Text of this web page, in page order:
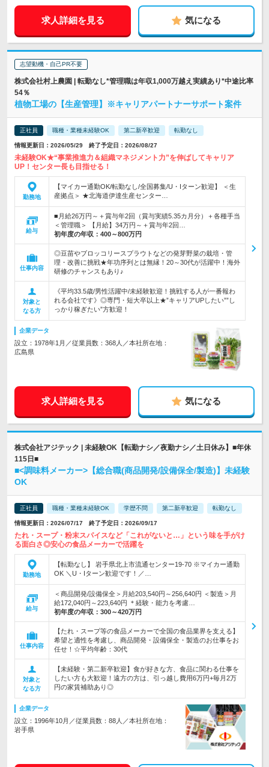
求人詳細を見る 気になる
志望動機・自己PR不要
株式会社村上農園 | 転勤なし*管理職は年収1,000万越え実績あり*中途比率
54％
植物工場の【生産管理】※キャリアパートナーサポート案件
正社員 職種・業種未経験OK 第二新卒歓迎 転勤なし
情報更新日：2026/05/29 終了予定日：2026/08/27
未経験OK★“事業推進力＆組織マネジメント力”を伸ばしてキャリア
UP！センター長も目指せる！
勤務地
【マイカー通勤OK/転勤なし/全国募集/U・Iターン歓迎】 ＜生
産拠点＞ ★北海道伊達生産センター…
給与
■月給26万円～＋賞与年2回（賞与実績5.35カ月分）＋各種手当
＜管理職＞ 【月給】34万円～＋賞与年2回…
初年度の年収： 400～800万円
仕事内容
◎豆苗やブロッコリースプラウトなどの発芽野菜の栽培・管
理・改善に挑戦★年功序列とは無縁！20～30代が活躍中！海外
研修のチャンスもあり♪
対象と
なる方
《平均33.5歳/男性活躍中/未経験歓迎！挑戦する人が一番報わ
れる会社です》◎専門・短大卒以上★”キャリアUPしたい””し
っかり稼ぎたい”方歓迎！
企業データ
設立：1978年1月／従業員数：368人／本社所在地：
広島県
求人詳細を見る 気になる
株式会社アジテック | 未経験OK【転勤ナシ／夜勤ナシ／土日休み】■年休
115日■
■<調味料メーカー>【総合職(商品開発/設備保全/製造)】未経験
OK
正社員 職種・業種未経験OK 学歴不問 第二新卒歓迎 転勤なし
情報更新日：2026/07/17 終了予定日：2026/09/17
たれ・スープ・粉末スパイスなど「これがないと…」という味を手がけ
る面白さ◎安心の食品メーカーで活躍を
勤務地
【転勤なし】 岩手県北上市流通センター19-70 ※マイカー通勤
OK ＼U・Iターン歓迎です！／…
給与
＜商品開発/設備保全＞月給203,540円～256,640円 ＜製造＞月
給172,040円～223,640円 ＊経験・能力を考慮…
初年度の年収： 300～420万円
仕事内容
【たれ・スープ等の食品メーカーで全国の食品業界を支える】
希望と適性を考慮し、商品開発・設備保全・製造のお仕事をお
任せ！☆平均年齢：30代
対象と
なる方
【未経験・第二新卒歓迎】食が好きな方、食品に関わる仕事を
したい方も大歓迎！遠方の方は、引っ越し費用6万円+毎月2万
円の家賃補助あり◎
企業データ
設立：1996年10月／従業員数：88人／本社所在地：
岩手県